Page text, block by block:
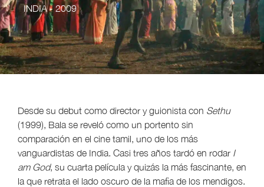
INDIA- 2009
Desde su debut como director y guionista con Sethu
(1999), Bala se reveló como un portento sin
comparación en el cine tamil, uno de los más
vanguardistas de India. Casi tres años tardó en rodar I
am God, su cuarta película y quizás la más fascinante, en
la que retrata el lado oscuro de la mafia de los mendigos.